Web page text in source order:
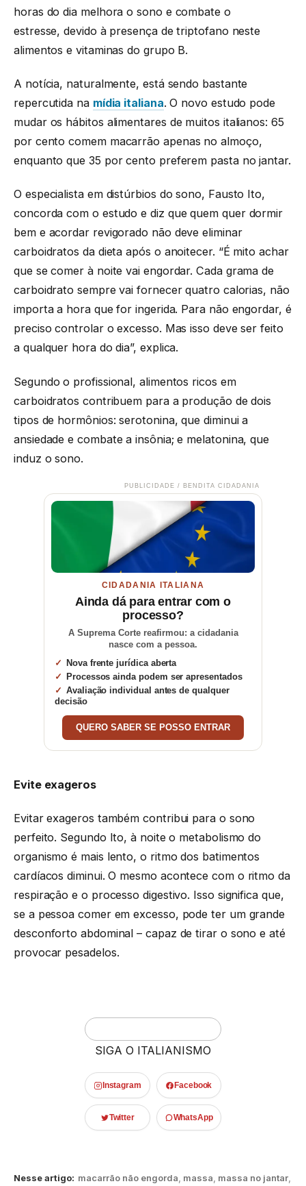
horas do dia melhora o sono e combate o
estresse, devido à presença de triptofano neste
alimentos e vitaminas do grupo B.
A notícia, naturalmente, está sendo bastante
repercutida na mídia italiana. O novo estudo pode
mudar os hábitos alimentares de muitos italianos: 65
por cento comem macarrão apenas no almoço,
enquanto que 35 por cento preferem pasta no jantar.
O especialista em distúrbios do sono, Fausto Ito,
concorda com o estudo e diz que quem quer dormir
bem e acordar revigorado não deve eliminar
carboidratos da dieta após o anoitecer. “É mito achar
que se comer à noite vai engordar. Cada grama de
carboidrato sempre vai fornecer quatro calorias, não
importa a hora que for ingerida. Para não engordar, é
preciso controlar o excesso. Mas isso deve ser feito
a qualquer hora do dia”, explica.
Segundo o profissional, alimentos ricos em
carboidratos contribuem para a produção de dois
tipos de hormônios: serotonina, que diminui a
ansiedade e combate a insônia; e melatonina, que
induz o sono.
PUBLICIDADE / BENDITA CIDADANIA
CIDADANIA ITALIANA
Ainda dá para entrar com o
processo?
A Suprema Corte reafirmou: a cidadania
nasce com a pessoa.
Nova frente jurídica aberta
Processos ainda podem ser apresentados
Avaliação individual antes de qualquer
decisão
QUERO SABER SE POSSO ENTRAR
Evite exageros
Evitar exageros também contribui para o sono
perfeito. Segundo Ito, à noite o metabolismo do
organismo é mais lento, o ritmo dos batimentos
cardíacos diminui. O mesmo acontece com o ritmo da
respiração e o processo digestivo. Isso significa que,
se a pessoa comer em excesso, pode ter um grande
desconforto abdominal – capaz de tirar o sono e até
provocar pesadelos.
SIGA O ITALIANISMO
Instagram Facebook
Twitter WhatsApp
Nesse artigo: macarrão não engorda, massa, massa no jantar,